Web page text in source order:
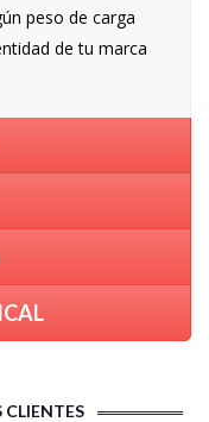
peso de carga
de tu marca
CLIENTES